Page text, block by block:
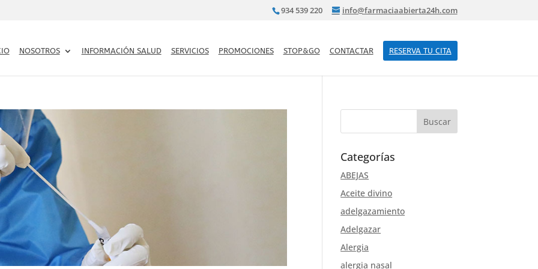
934 539 220 info@farmaciaabierta24h.com
NOSOTROS INFORMACIÓN SALUD SERVICIOS PROMOCIONES STOP&GO CONTACTAR RESERVA TU CITA
Categorías
ABEJAS
Aceite divino
adelgazamiento
Adelgazar
Alergia
alergia nasal